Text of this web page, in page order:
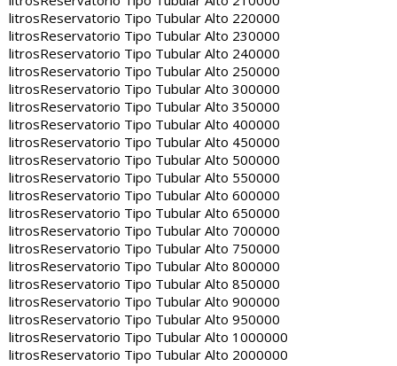
litrosReservatorio Tipo Tubular Alto 220000
litrosReservatorio Tipo Tubular Alto 230000
litrosReservatorio Tipo Tubular Alto 240000
litrosReservatorio Tipo Tubular Alto 250000
litrosReservatorio Tipo Tubular Alto 300000
litrosReservatorio Tipo Tubular Alto 350000
litrosReservatorio Tipo Tubular Alto 400000
litrosReservatorio Tipo Tubular Alto 450000
litrosReservatorio Tipo Tubular Alto 500000
litrosReservatorio Tipo Tubular Alto 550000
litrosReservatorio Tipo Tubular Alto 600000
litrosReservatorio Tipo Tubular Alto 650000
litrosReservatorio Tipo Tubular Alto 700000
litrosReservatorio Tipo Tubular Alto 750000
litrosReservatorio Tipo Tubular Alto 800000
litrosReservatorio Tipo Tubular Alto 850000
litrosReservatorio Tipo Tubular Alto 900000
litrosReservatorio Tipo Tubular Alto 950000
litrosReservatorio Tipo Tubular Alto 1000000
litrosReservatorio Tipo Tubular Alto 2000000